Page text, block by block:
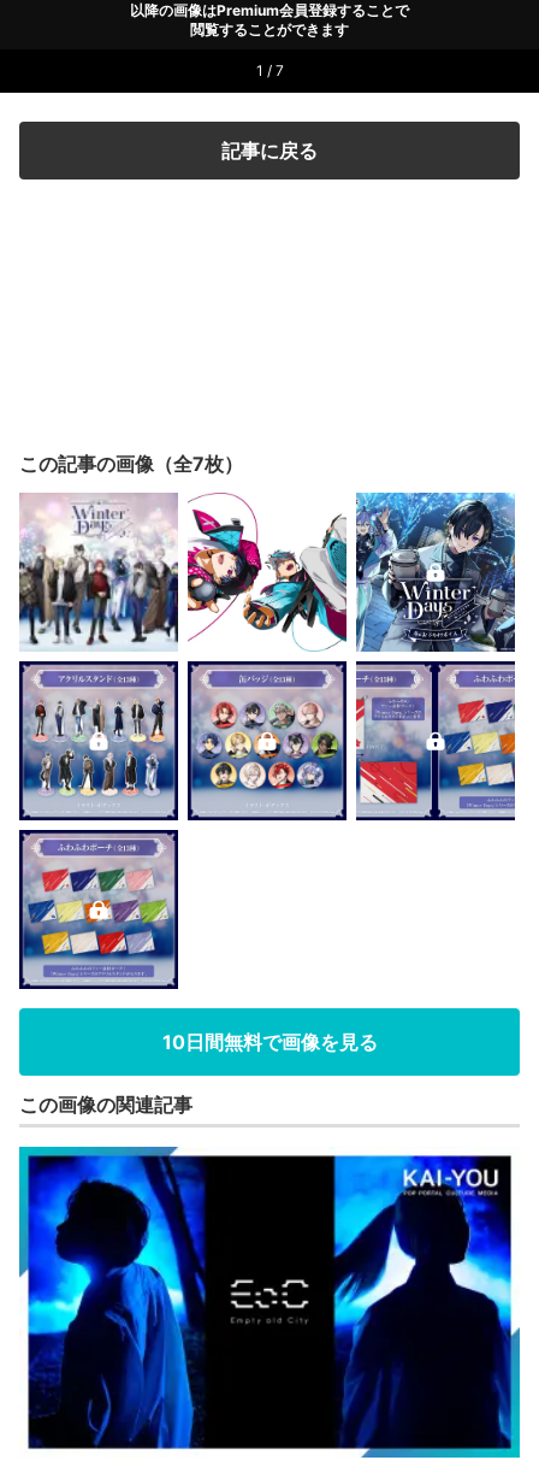
以降の画像はPremium会員登録することで
閲覧することができます
1 / 7
記事に戻る
この記事の画像（全7枚）
10日間無料で画像を見る
この画像の関連記事